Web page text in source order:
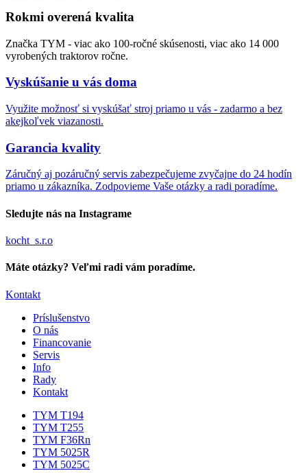
Rokmi overená kvalita
Značka TYM - viac ako 100-ročné skúsenosti, viac ako 14 000
vyrobených traktorov ročne.
Vyskúšanie u vás doma
Využite možnosť si vyskúšať stroj priamo u vás - zadarmo a bez
akejkoľvek viazanosti.
Garancia kvality
Záručný aj pozáručný servis zabezpečujeme zvyčajne do 24 hodín
priamo u zákazníka. Zodpovieme Vaše otázky a radi poradíme.
Sledujte nás na Instagrame
kocht_s.r.o
Máte otázky? Veľmi radi vám poradíme.
Kontakt
Príslušenstvo
O nás
Financovanie
Servis
Info
Rady
Kontakt
TYM T194
TYM T255
TYM F36Rn
TYM 5025R
TYM 5025C